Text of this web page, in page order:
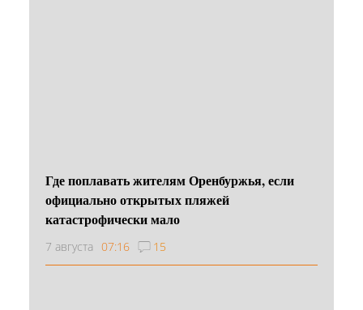
Где поплавать жителям Оренбуржья, если
официально открытых пляжей
катастрофически мало
7 августа 07:16 15